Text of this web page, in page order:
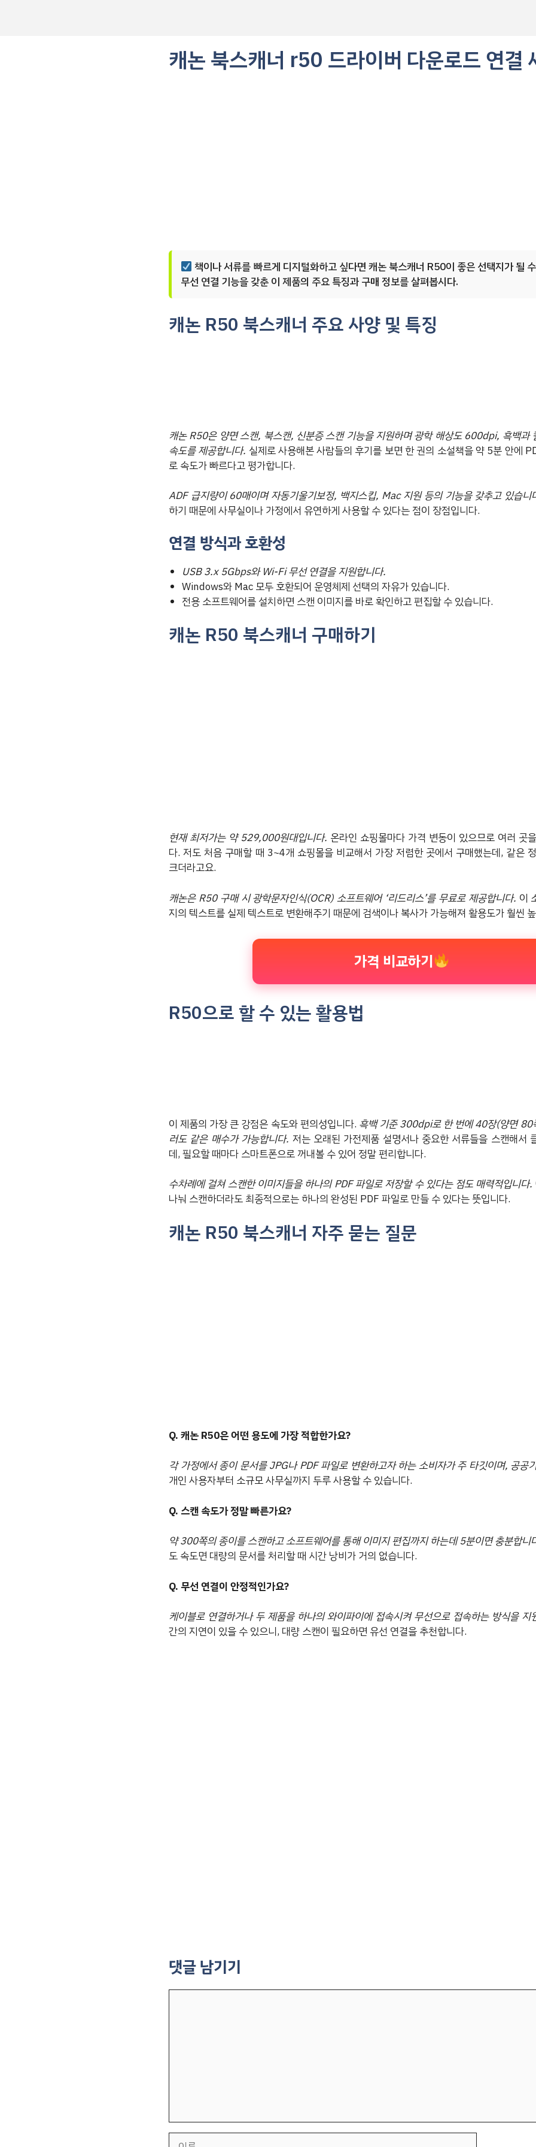
캐논 북스캐너 r50 드라이버 다운로드 연결
책이나 서류를 빠르게 디지털화하고 싶다면 캐논 북스캐너 R50이 좋은 선택지가 될
무선 연결 기능을 갖춘 이 제품의 주요 특징과 구매 정보를 살펴봅시다.
캐논 R50 북스캐너 주요 사양 및 특징
캐논 R50은 양면 스캔, 북스캔, 신분증 스캔 기능을 지원하며 광학 해상도 600dpi, 흑백
속도를 제공합니다. 실제로 사용해본 사람들의 후기를 보면 한 권의 소설책을 약 5분 안에
로 속도가 빠르다고 평가합니다.
ADF 급지량이 60매이며 자동기울기보정, 백지스킵, Mac 지원 등의 기능을 갖추고 있습니
하기 때문에 사무실이나 가정에서 유연하게 사용할 수 있다는 점이 장점입니다.
연결 방식과 호환성
USB 3.x 5Gbps와 Wi-Fi 무선 연결을 지원합니다.
Windows와 Mac 모두 호환되어 운영체제 선택의 자유가 있습니다.
전용 소프트웨어를 설치하면 스캔 이미지를 바로 확인하고 편집할 수 있습니다.
캐논 R50 북스캐너 구매하기
현재 최저가는 약 529,000원대입니다. 온라인 쇼핑몰마다 가격 변동이 있으므로 여러 곳
다. 저도 처음 구매할 때 3~4개 쇼핑몰을 비교해서 가장 저렴한 곳에서 구매했는데, 같은
크더라고요.
캐논은 R50 구매 시 광학문자인식(OCR) 소프트웨어 ‘리드리스’를 무료로 제공합니다. 이
지의 텍스트를 실제 텍스트로 변환해주기 때문에 검색이나 복사가 가능해져 활용도가 훨씬
가격 비교하기
R50으로 할 수 있는 활용법
이 제품의 가장 큰 강점은 속도와 편의성입니다. 흑백 기준 300dpi로 한 번에 40장(양면 80
러도 같은 매수가 가능합니다. 저는 오래된 가전제품 설명서나 중요한 서류들을 스캔해서
데, 필요할 때마다 스마트폰으로 꺼내볼 수 있어 정말 편리합니다.
수차례에 걸쳐 스캔한 이미지들을 하나의 PDF 파일로 저장할 수 있다는 점도 매력적입니다.
나눠 스캔하더라도 최종적으로는 하나의 완성된 PDF 파일로 만들 수 있다는 뜻입니다.
캐논 R50 북스캐너 자주 묻는 질문
Q. 캐논 R50은 어떤 용도에 가장 적합한가요?
각 가정에서 종이 문서를 JPG나 PDF 파일로 변환하고자 하는 소비자가 주 타깃이며, 공공
개인 사용자부터 소규모 사무실까지 두루 사용할 수 있습니다.
Q. 스캔 속도가 정말 빠른가요?
약 300쪽의 종이를 스캔하고 소프트웨어를 통해 이미지 편집까지 하는데 5분이면 충분합니
도 속도면 대량의 문서를 처리할 때 시간 낭비가 거의 없습니다.
Q. 무선 연결이 안정적인가요?
케이블로 연결하거나 두 제품을 하나의 와이파이에 접속시켜 무선으로 접속하는 방식을 지
간의 지연이 있을 수 있으니, 대량 스캔이 필요하면 유선 연결을 추천합니다.
댓글 남기기